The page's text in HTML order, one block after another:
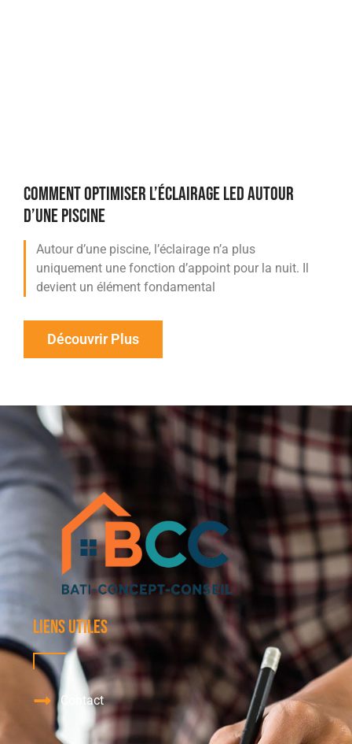
COMMENT OPTIMISER L’ÉCLAIRAGE LED AUTOUR
D’UNE PISCINE
Autour d’une piscine, l’éclairage n’a plus
uniquement une fonction d’appoint pour la nuit. Il
devient un élément fondamental
Découvrir Plus
Liens utiles
Contact